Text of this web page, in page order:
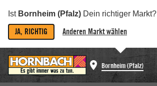
Ist Bornheim (Pfalz) Dein richtiger Markt?
JA, RICHTIG Anderen Markt wählen
Bornheim (Pfalz)